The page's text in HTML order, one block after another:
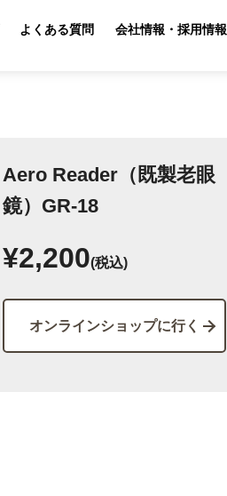
よくある質問 会社情報・採用情報
Aero Reader（既製老眼
鏡）GR-18
¥2,200(税込)
オンラインショップに行く